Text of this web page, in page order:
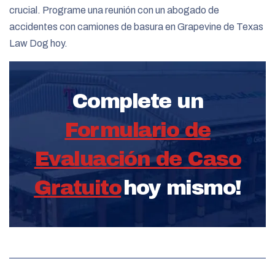
crucial. Programe una reunión con un abogado de
accidentes con camiones de basura en Grapevine de Texas
Law Dog hoy.
Complete un
Formulario de
Evaluación de Caso
Gratuitohoy mismo!